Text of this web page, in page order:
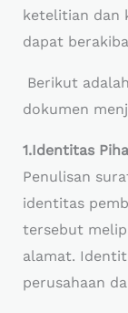
ketelitian dan
dapat
Berikut
dokumen
1.Identitas
Penulisan
identitas
tersebut
alamat.
perusahaan